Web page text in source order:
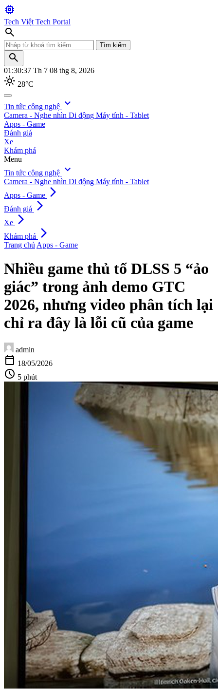
memory
Tech Việt Tech Portal
search
Tìm kiếm
search
01:30:38 Th 7 08 thg 8, 2026
light_mode 28°C
search
Tìm kiếm
Tin tức công nghệ expand_more
Camera - Nghe nhìn Di động Máy tính - Tablet
Apps - Game
Đánh giá
Xe
Khám phá
Menu
Tin tức công nghệ expand_more
Camera - Nghe nhìn Di động Máy tính - Tablet
Apps - Game arrow_forward_ios
Đánh giá arrow_forward_ios
Xe arrow_forward_ios
Khám phá arrow_forward_ios
Trang chủ Apps - Game
Nhiều game thủ tố DLSS 5 “ảo
giác” trong ảnh demo GTC
2026, nhưng video phân tích lại
chỉ ra đây là lỗi cũ của game
admin
calendar_today 18/05/2026
schedule 5 phút